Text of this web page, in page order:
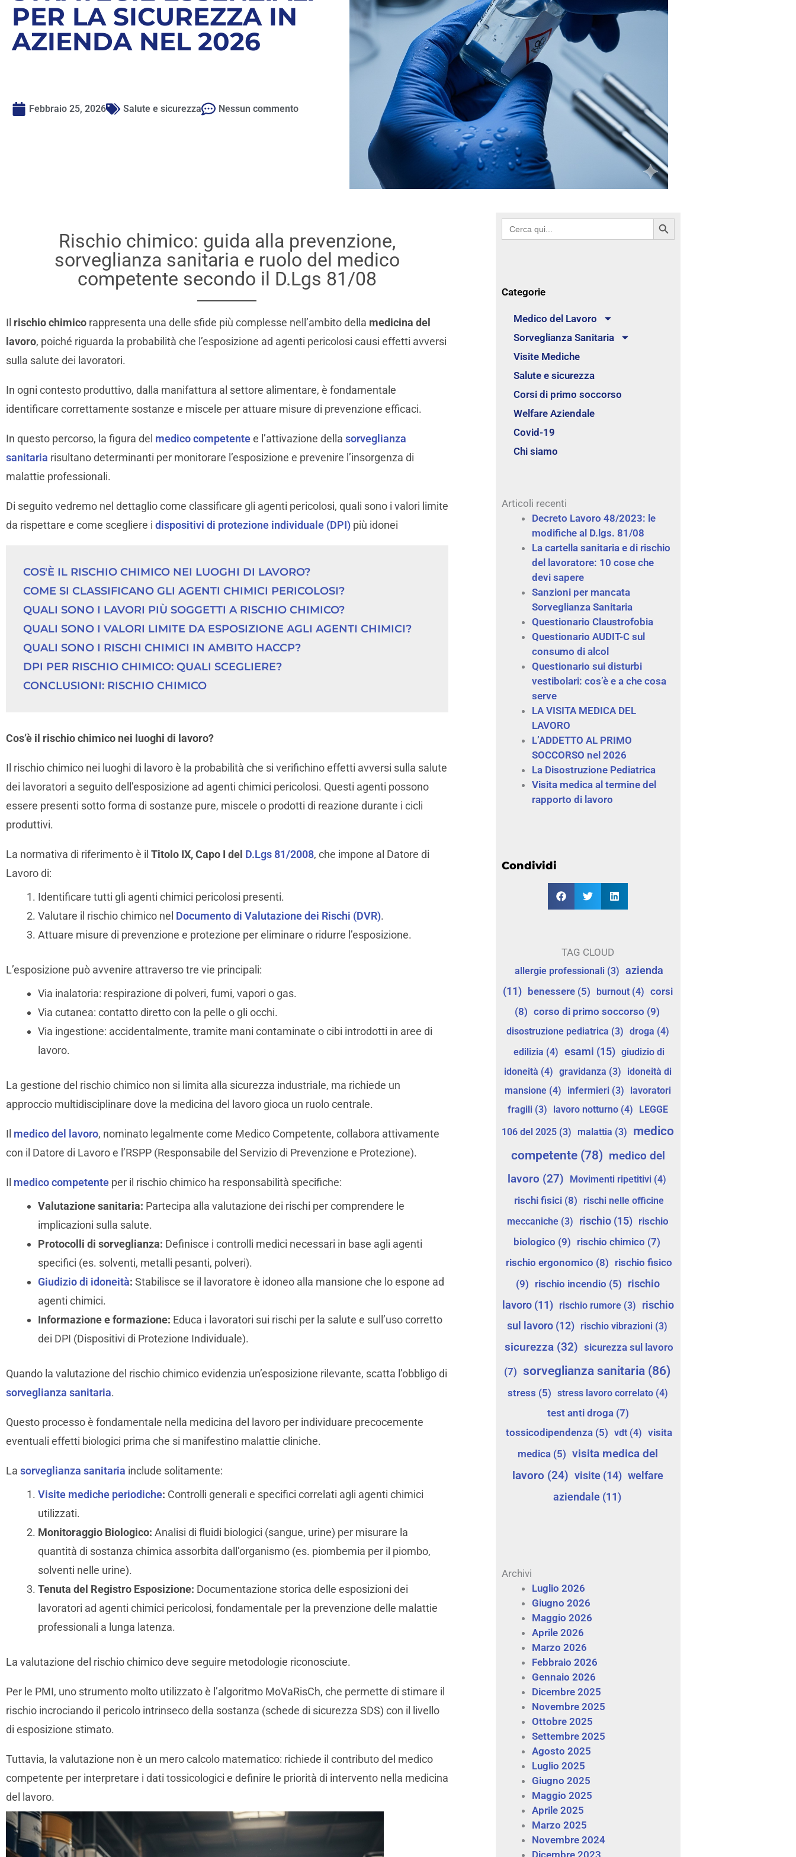
PER LA SICUREZZA IN
AZIENDA NEL 2026
Febbraio 25, 2026 Salute e sicurezza Nessun commento
Rischio chimico: guida alla prevenzione,
sorveglianza sanitaria e ruolo del medico
competente secondo il D.Lgs 81/08
Il rischio chimico rappresenta una delle sfide più complesse nell’ambito della medicina del
lavoro, poiché riguarda la probabilità che l’esposizione ad agenti pericolosi causi effetti avversi
sulla salute dei lavoratori.
In ogni contesto produttivo, dalla manifattura al settore alimentare, è fondamentale
identificare correttamente sostanze e miscele per attuare misure di prevenzione efficaci.
In questo percorso, la figura del medico competentee l’attivazione della sorveglianza
sanitaria risultano determinanti per monitorare l’esposizione e prevenire l’insorgenza di
malattie professionali.
Di seguito vedremo nel dettaglio come classificare gli agenti pericolosi, quali sono i valori limite
da rispettare e come scegliere i dispositivi di protezione individuale (DPI) più idonei
COS'È IL RISCHIO CHIMICO NEI LUOGHI DI LAVORO?
COME SI CLASSIFICANO GLI AGENTI CHIMICI PERICOLOSI?
QUALI SONO I LAVORI PIÙ SOGGETTI A RISCHIO CHIMICO?
QUALI SONO I VALORI LIMITE DA ESPOSIZIONE AGLI AGENTI CHIMICI?
QUALI SONO I RISCHI CHIMICI IN AMBITO HACCP?
DPI PER RISCHIO CHIMICO: QUALI SCEGLIERE?
CONCLUSIONI: RISCHIO CHIMICO
Cos’è il rischio chimico nei luoghi di lavoro?
Il rischio chimico nei luoghi di lavoro è la probabilità che si verifichino effetti avversi sulla salute
dei lavoratori a seguito dell’esposizione ad agenti chimici pericolosi. Questi agenti possono
essere presenti sotto forma di sostanze pure, miscele o prodotti di reazione durante i cicli
produttivi.
La normativa di riferimento è il Titolo IX, Capo I del D.Lgs 81/2008, che impone al Datore di
Lavoro di:
Identificare tutti gli agenti chimici pericolosi presenti.
Valutare il rischio chimico nel Documento di Valutazione dei Rischi (DVR).
Attuare misure di prevenzione e protezione per eliminare o ridurre l’esposizione.
L’esposizione può avvenire attraverso tre vie principali:
Via inalatoria: respirazione di polveri, fumi, vapori o gas.
Via cutanea: contatto diretto con la pelle o gli occhi.
Via ingestione: accidentalmente, tramite mani contaminate o cibi introdotti in aree di
lavoro.
La gestione del rischio chimico non si limita alla sicurezza industriale, ma richiede un
approccio multidisciplinare dove la medicina del lavoro gioca un ruolo centrale.
Il medico del lavoro, nominato legalmente come Medico Competente, collabora attivamente
con il Datore di Lavoro e l’RSPP (Responsabile del Servizio di Prevenzione e Protezione).
Il medico competente per il rischio chimico ha responsabilità specifiche:
Valutazione sanitaria: Partecipa alla valutazione dei rischi per comprendere le
implicazioni sulla salute.
Protocolli di sorveglianza: Definisce i controlli medici necessari in base agli agenti
specifici (es. solventi, metalli pesanti, polveri).
Giudizio di idoneità: Stabilisce se il lavoratore è idoneo alla mansione che lo espone ad
agenti chimici.
Informazione e formazione: Educa i lavoratori sui rischi per la salute e sull’uso corretto
dei DPI (Dispositivi di Protezione Individuale).
Quando la valutazione del rischio chimico evidenzia un’esposizione rilevante, scatta l’obbligo di
sorveglianza sanitaria.
Questo processo è fondamentale nella medicina del lavoro per individuare precocemente
eventuali effetti biologici prima che si manifestino malattie cliniche.
La sorveglianza sanitaria include solitamente:
Visite mediche periodiche: Controlli generali e specifici correlati agli agenti chimici
utilizzati.
Monitoraggio Biologico: Analisi di fluidi biologici (sangue, urine) per misurare la
quantità di sostanza chimica assorbita dall’organismo (es. piombemia per il piombo,
solventi nelle urine).
Tenuta del Registro Esposizione: Documentazione storica delle esposizioni dei
lavoratori ad agenti chimici pericolosi, fondamentale per la prevenzione delle malattie
professionali a lunga latenza.
La valutazione del rischio chimico deve seguire metodologie riconosciute.
Per le PMI, uno strumento molto utilizzato è l’algoritmo MoVaRisCh, che permette di stimare il
rischio incrociando il pericolo intrinseco della sostanza (schede di sicurezza SDS) con il livello
di esposizione stimato.
Tuttavia, la valutazione non è un mero calcolo matematico: richiede il contributo del medico
competente per interpretare i dati tossicologici e definire le priorità di intervento nella medicina
del lavoro.
Search
for:
Search Button
Categorie
Medico del Lavoro
Sorveglianza Sanitaria
Visite Mediche
Salute e sicurezza
Corsi di primo soccorso
Welfare Aziendale
Covid-19
Chi siamo
Articoli recenti
Decreto Lavoro 48/2023: le
modifiche al D.lgs. 81/08
La cartella sanitaria e di rischio
del lavoratore: 10 cose che
devi sapere
Sanzioni per mancata
Sorveglianza Sanitaria
Questionario Claustrofobia
Questionario AUDIT-C sul
consumo di alcol
Questionario sui disturbi
vestibolari: cos’è e a che cosa
serve
LA VISITA MEDICA DEL
LAVORO
L’ADDETTO AL PRIMO
SOCCORSO nel 2026
La Disostruzione Pediatrica
Visita medica al termine del
rapporto di lavoro
Condividi
TAG CLOUD
allergie professionali (3) azienda
(11)
benessere (5) burnout (4)
corsi
(8) corso di primo soccorso (9)
disostruzione pediatrica (3) droga (4)
edilizia (4) esami (15) giudizio di
idoneità (4) gravidanza (3)
idoneità di
mansione (4) infermieri (3)
lavoratori
fragili (3) lavoro notturno (4)
LEGGE
106 del 2025 (3) malattia (3)
medico
competente(78) medico del
lavoro (27) Movimenti ripetitivi (4)
rischi fisici(8)
rischi nelle officine
meccaniche (3) rischio (15) rischio
biologico (9) rischio chimico (7)
rischio ergonomico (8) rischio fisico
(9)
rischio incendio (5)
rischio
lavoro(11) rischio rumore(3)
rischio
sul lavoro(12) rischio vibrazioni (3)
sicurezza(32) sicurezza sul lavoro
(7) sorveglianza sanitaria(86)
stress (5) stress lavoro correlato (4)
test anti droga(7)
tossicodipendenza(5) vdt(4) visita
medica (5)
visita medica del
lavoro (24) visite (14) welfare
aziendale(11)
Archivi
Luglio 2026
Giugno 2026
Maggio 2026
Aprile 2026
Marzo 2026
Febbraio 2026
Gennaio 2026
Dicembre 2025
Novembre 2025
Ottobre 2025
Settembre 2025
Agosto 2025
Luglio 2025
Giugno 2025
Maggio 2025
Aprile 2025
Marzo 2025
Novembre 2024
Dicembre 2023